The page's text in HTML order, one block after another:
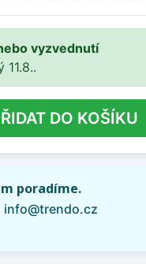
vyzvednutí
DO KOŠÍKU
poradíme.
info@trendo.cz